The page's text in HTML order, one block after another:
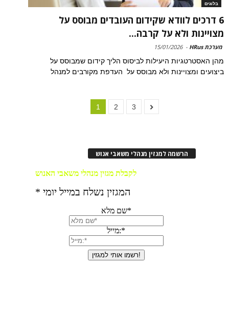
בלוגים
6 דרכים לוודא שקידום העובדים מבוסס על
מצויינות ולא על קרבה...
מערכת HRus -
15/01/2026
מהן האסטרטגיות היעילות לביסוס הליך קידום שמבוסס על
ביצועים ומצויינות ולא מבוסס על העדפת מקורבים למנהל
1 2 3
הרשמה למגזין מנהלי משאבי אנוש